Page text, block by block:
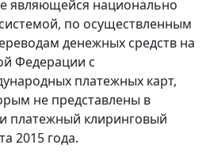
являющейся национально
по осуществленным
денежных средств на
Федерации с
платежных карт,
не представлены в
платежный клиринговый
2015 года.